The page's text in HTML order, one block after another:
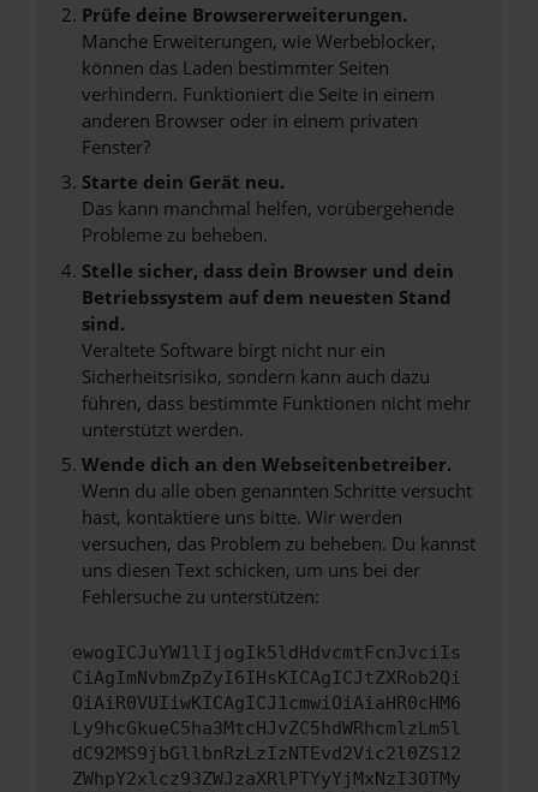
Prüfe deine Browsererweiterungen.
Manche Erweiterungen, wie Werbeblocker,
können das Laden bestimmter Seiten
verhindern. Funktioniert die Seite in einem
anderen Browser oder in einem privaten
Fenster?
Starte dein Gerät neu.
Das kann manchmal helfen, vorübergehende
Probleme zu beheben.
Stelle sicher, dass dein Browser und dein
Betriebssystem auf dem neuesten Stand
sind.
Veraltete Software birgt nicht nur ein
Sicherheitsrisiko, sondern kann auch dazu
führen, dass bestimmte Funktionen nicht mehr
unterstützt werden.
Wende dich an den Webseitenbetreiber.
Wenn du alle oben genannten Schritte versucht
hast, kontaktiere uns bitte. Wir werden
versuchen, das Problem zu beheben. Du kannst
uns diesen Text schicken, um uns bei der
Fehlersuche zu unterstützen:
ewogICJuYW1lIjogIk5ldHdvcmtFcnJvciIs
CiAgImNvbmZpZyI6IHsKICAgICJtZXRob2Qi
OiAiR0VUIiwKICAgICJ1cmwiOiAiaHR0cHM6
Ly9hcGkueC5ha3MtcHJvZC5hdWRhcmlzLm5l
dC92MS9jbGllbnRzLzIzNTEvd2Vic2l0ZS12
ZWhpY2xlcz93ZWJzaXRlPTYyYjMxNzI3OTMy